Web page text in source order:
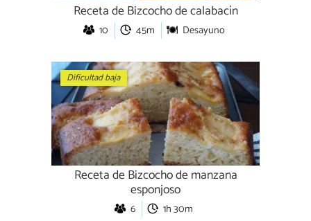
Receta de Bizcocho de calabacín
10 45m Desayuno
Dificultad baja
Receta de Bizcocho de manzana
esponjoso
6 1h 30m